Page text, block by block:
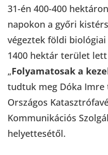
31-én 400-400
napokon a győri
végeztek földi
1400 hektár terület lett
„Folyamatosak a
tudtuk meg Dóka
Országos
Kommunikációs
helyettesétől.